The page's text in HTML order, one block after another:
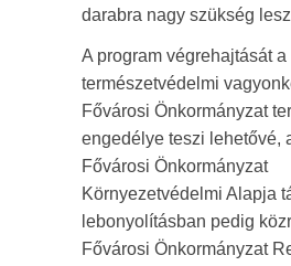
darabra nagy szükség
A program végrehajtását a
természetvédelmi
Fővárosi Önkormányzat
engedélye teszi lehetővé,
Fővárosi Önkormányzat
Környezetvédelmi Alapja
lebonyolításban pedig
Fővárosi Önkormányzat